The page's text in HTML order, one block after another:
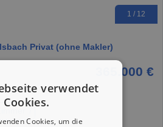
1 / 12
Privat (ohne Makler)
365.000 €
verwendet
Cookies.
Cookies, um die